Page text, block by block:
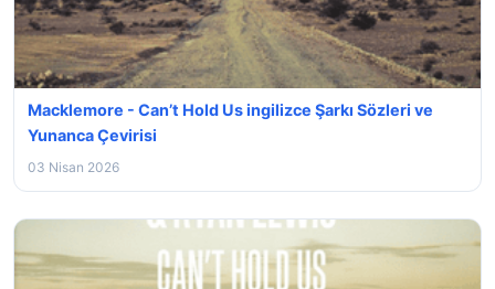
Macklemore - Can’t Hold Us ingilizce Şarkı Sözleri ve
Yunanca Çevirisi
03 Nisan 2026